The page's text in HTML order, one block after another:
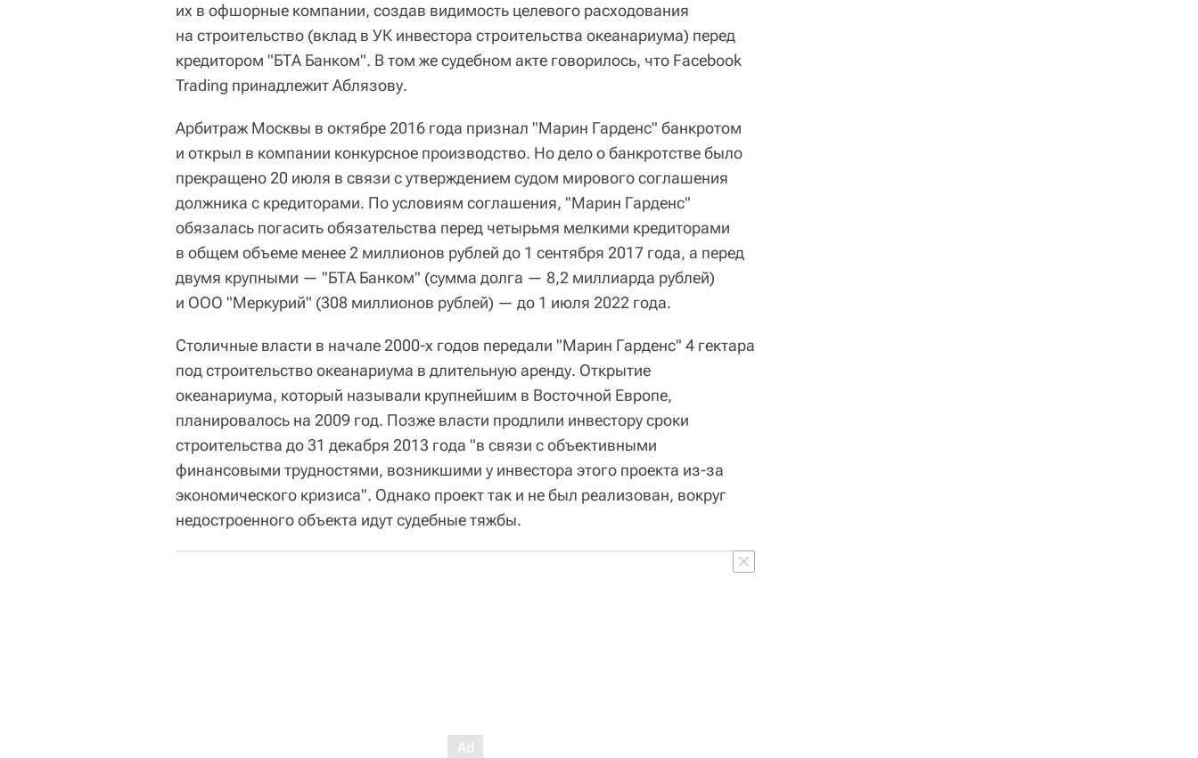
их в офшорные компании, создав видимость целевого расходования
на строительство (вклад в УК инвестора строительства океанариума) перед
кредитором "БТА Банком". В том же судебном акте говорилось, что Facebook
Trading принадлежит Аблязову.
Арбитраж Москвы в октябре 2016 года признал "Марин Гарденс" банкротом
и открыл в компании конкурсное производство. Но дело о банкротстве было
прекращено 20 июля в связи с утверждением судом мирового соглашения
должника с кредиторами. По условиям соглашения, "Марин Гарденс"
обязалась погасить обязательства перед четырьмя мелкими кредиторами
в общем объеме менее 2 миллионов рублей до 1 сентября 2017 года, а перед
двумя крупными — "БТА Банком" (сумма долга — 8,2 миллиарда рублей)
и ООО "Меркурий" (308 миллионов рублей) — до 1 июля 2022 года.
Столичные власти в начале 2000-х годов передали "Марин Гарденс" 4 гектара
под строительство океанариума в длительную аренду. Открытие
океанариума, который называли крупнейшим в Восточной Европе,
планировалось на 2009 год. Позже власти продлили инвестору сроки
строительства до 31 декабря 2013 года "в связи с объективными
финансовыми трудностями, возникшими у инвестора этого проекта из-за
экономического кризиса". Однако проект так и не был реализован, вокруг
недостроенного объекта идут судебные тяжбы.